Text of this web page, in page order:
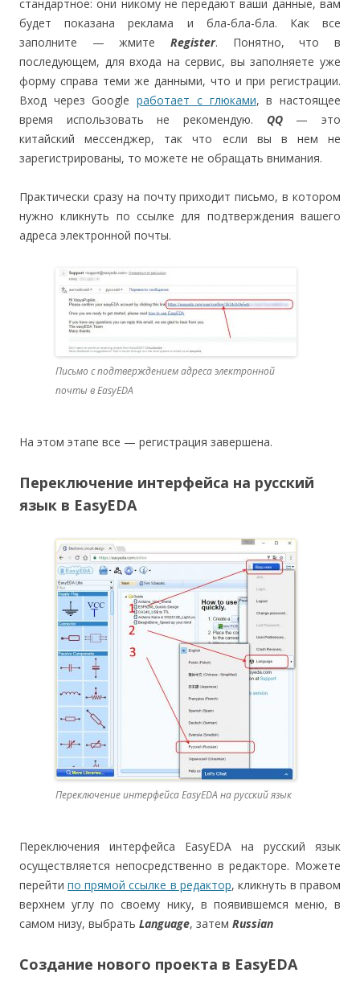
стандартное: они никому не передают ваши данные, вам
будет показана реклама и бла-бла-бла. Как все
заполните — жмите Register. Понятно, что в
последующем, для входа на сервис, вы заполняете уже
форму справа теми же данными, что и при регистрации.
Вход через Googleработает с глюками, в настоящее
время использовать не рекомендую. QQ— это
китайский мессенджер, так что если вы в нем не
зарегистрированы, то можете не обращать внимания.
Практически сразу на почту приходит письмо, в котором
нужно кликнуть по ссылке для подтверждения вашего
адреса электронной почты.
Письмо с подтверждением адреса электронной
почты в EasyEDA
На этом этапе все — регистрация завершена.
Переключение интерфейса на русский
язык в EasyEDA
Переключение интерфейса EasyEDA на русский язык
Переключения интерфейса EasyEDA на русский язык
осуществляется непосредственно в редакторе. Можете
перейтипо прямой ссылке в редактор, кликнуть в правом
верхнем углу по своему нику, в появившемся меню, в
самом низу, выбрать Language, затем Russian
Создание нового проекта в EasyEDA